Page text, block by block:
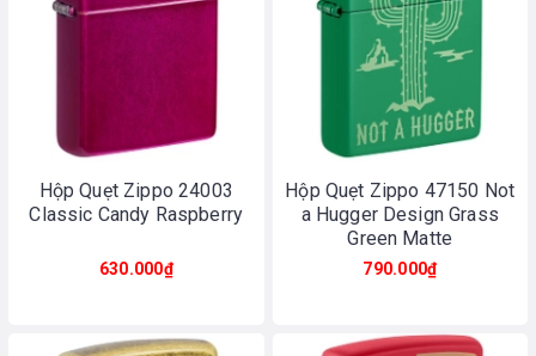
Hộp Quẹt Zippo 24003
Classic Candy Raspberry
630.000₫
Hộp Quẹt Zippo 47150 Not
a Hugger Design Grass
Green Matte
790.000₫